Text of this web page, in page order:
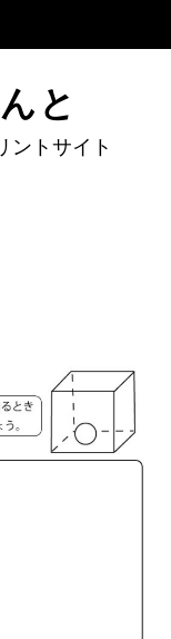
と
ントサイト